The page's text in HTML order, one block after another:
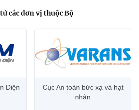
các đơn vị thuộc Bộ
Điện
Cục An toàn bức xạ và hạt
nhân